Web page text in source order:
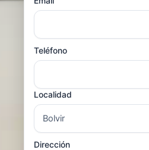
Teléfono
Localidad
Dirección